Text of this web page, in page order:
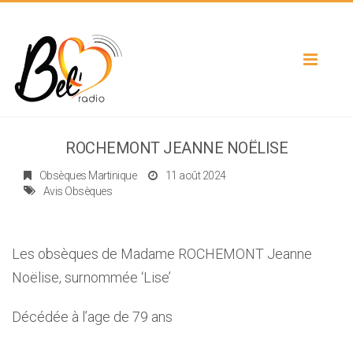
Toggle
ROCHEMONT JEANNE NOËLISE
Obsèques Martinique
11 août 2024
Avis Obsèques
Les obsèques de Madame ROCHEMONT Jeanne
Noëlise, surnommée ‘Lise’
Décédée à l’age de 79 ans